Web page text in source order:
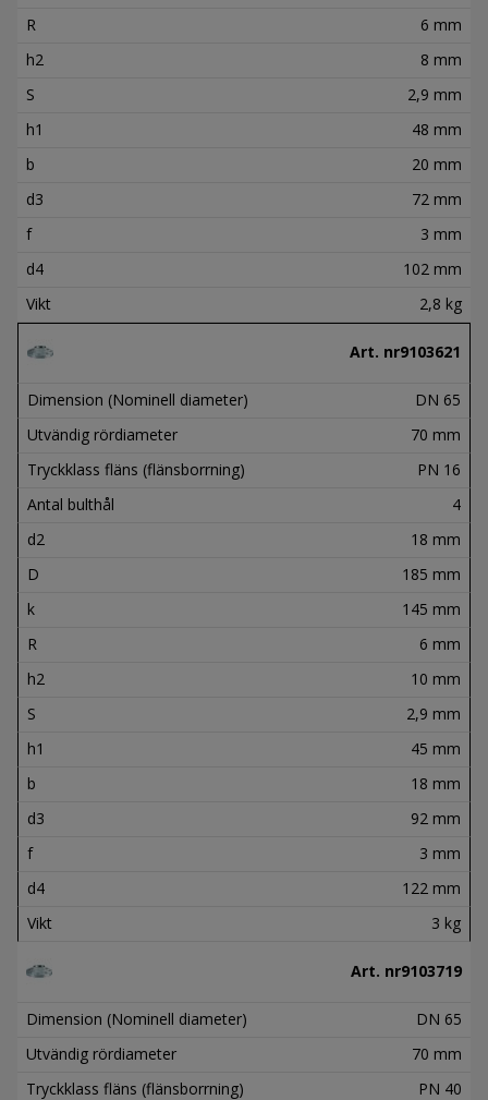
R
6 mm
h2
8 mm
S
2,9 mm
h1
48 mm
b
20 mm
d3
72 mm
f
3 mm
d4
102 mm
Vikt
2,8 kg
Art. nr9103621
Dimension (Nominell diameter)
DN 65
Utvändig rördiameter
70 mm
Tryckklass fläns (flänsborrning)
PN 16
Antal bulthål
4
d2
18 mm
D
185 mm
k
145 mm
R
6 mm
h2
10 mm
S
2,9 mm
h1
45 mm
b
18 mm
d3
92 mm
f
3 mm
d4
122 mm
Vikt
3 kg
Art. nr9103719
Dimension (Nominell diameter)
DN 65
Utvändig rördiameter
70 mm
Tryckklass fläns (flänsborrning)
PN 40